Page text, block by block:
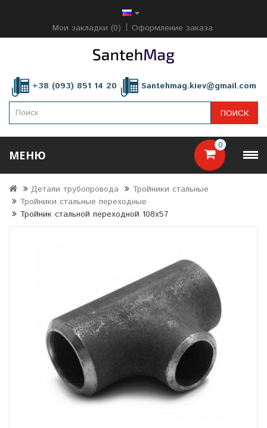
Мои закладки (0) Оформление заказа
+38 (093) 851 14 20 Santehmag.kiev@gmail.com
0
ПОИСК
МЕНЮ
Детали трубопровода
Тройники стальные
Тройники стальные переходные
Тройник стальной переходной 108х57